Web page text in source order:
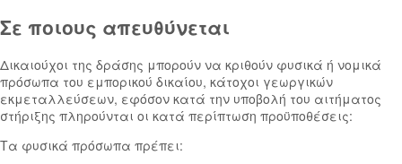
Σε ποιους απευθύνεται
Δικαιούχοι της δράσης μπορούν να κριθούν φυσικά ή νομικά
πρόσωπα του εμπορικού δικαίου, κάτοχοι γεωργικών
εκμεταλλεύσεων, εφόσον κατά την υποβολή του αιτήματος
στήριξης πληρούνται οι κατά περίπτωση προϋποθέσεις:
Τα φυσικά πρόσωπα πρέπει: